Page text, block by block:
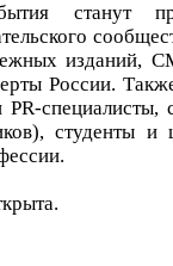
станут
изданий,
России.
специалисты,
студенты